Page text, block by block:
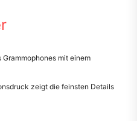
mit einem
zeigt die feinsten Details